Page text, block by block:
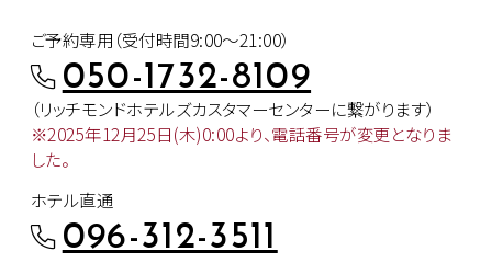
ご予約専用（受付時間9:00～21:00）
050-1732-8109
（リッチモンドホテルズカスタマーセンターに繋がります）
※2025年12月25日(木)0:00より、電話番号が変更となりま
した。
ホテル直通
096-312-3511